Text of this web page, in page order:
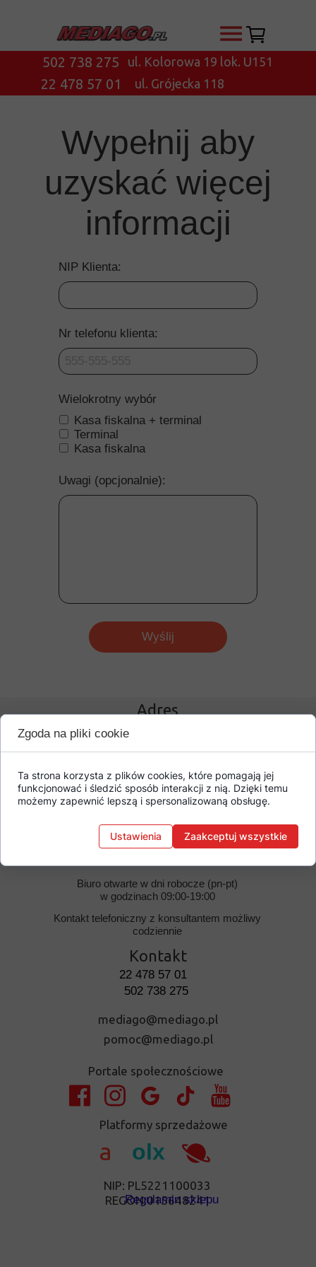
Wypełnij aby
uzyskać więcej
informacji
NIP Klienta:
Nr telefonu klienta:
Wielokrotny wybór
Kasa fiskalna + terminal
Terminal
Kasa fiskalna
Uwagi (opcjonalnie):
Wyślij
ul. Grójecka 118
ul. Kolorowa 19 lok. U151
22 478 57 01
502 738 275
Portale społecznościowe
502 738 275
22 478 57 01
olx
a
Adres
Kontakt
Biuro handlowe i sklep
ul. Kolorowa 19 lok. U151,
02-495 Warszawa
(poziom -1 pasaż handlowy)
ul.Grójecka 118,
02-367 Warszawa
mediago@mediago.pl
pomoc@mediago.pl
Biuro otwarte w dni robocze (pn-pt)
w godzinach 09:00-19:00
Kontakt telefoniczny z konsultantem możliwy
codziennie
Regulamin sklepu
NIP: PL5221100033
REGON:015648241
Platformy sprzedażowe
Zgoda na pliki cookie
Ta strona korzysta z plików cookies, które pomagają jej
funkcjonować i śledzić sposób interakcji z nią. Dzięki temu
możemy zapewnić lepszą i spersonalizowaną obsługę.
Ustawienia Zaakceptuj wszystkie